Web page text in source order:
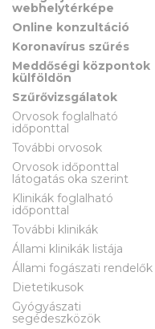
webhelytérképe
Online konzultáció
Koronavírus szűrés
Meddőségi központok
külföldön
Szűrővizsgálatok
Orvosok foglalható
időponttal
További orvosok
Orvosok időponttal
látogatás oka szerint
Klinikák foglalható
időponttal
További klinikák
Állami klinikák listája
Állami fogászati rendelők
Dietetikusok
Gyógyászati
segédeszközök